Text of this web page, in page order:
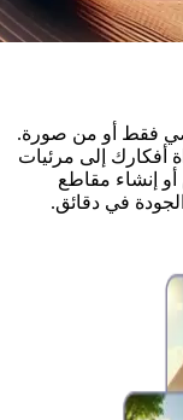
فقط أو من صورة.
أفكارك إلى مرئيات
إنشاء مقاطع
في دقائق.